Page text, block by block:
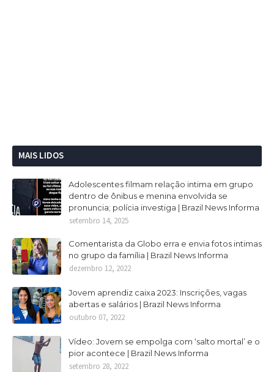
MAIS LIDOS
Adolescentes filmam relação intima em grupo
dentro de ônibus e menina envolvida se
pronuncia; polícia investiga | Brazil News Informa
setembro 14, 2025
Comentarista da Globo erra e envia fotos intimas
no grupo da família | Brazil News Informa
dezembro 12, 2022
Jovem aprendiz caixa 2023: Inscrições, vagas
abertas e salários | Brazil News Informa
outubro 07, 2022
Vídeo: Jovem se empolga com ‘salto mortal’ e o
pior acontece | Brazil News Informa
setembro 28, 2022